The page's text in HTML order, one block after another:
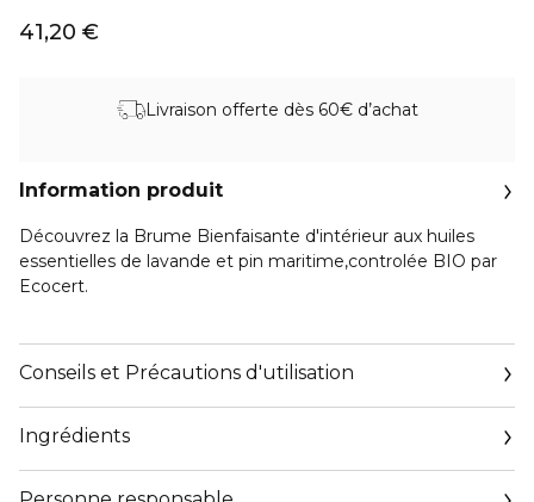
41,20 €
Livraison offerte dès 60€ d’achat
Information produit
Découvrez la Brume Bienfaisante d'intérieur aux huiles
essentielles de lavande et pin maritime,controlée BIO par
Ecocert.
d'une composition de 10 huiles essentielles naturelles,
françaises et certifiée BIO, cette brume d'intérieure
parfume votre intérieur avec des notes délicatement
fleuries qui réharmonisent le corps et l'esprit pour un
à la détente et favorise la respiration. De plus, l'air est
Conseils et Précautions d'utilisation
Ingrédients